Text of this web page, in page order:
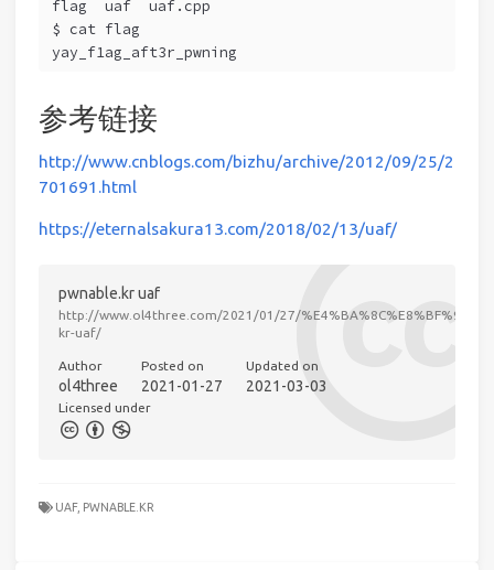
flag  uaf  uaf.cpp
$ cat flag
yay_f1ag_aft3r_pwning
参考链接
http://www.cnblogs.com/bizhu/archive/2012/09/25/2
701691.html
https://eternalsakura13.com/2018/02/13/uaf/
pwnable.kr uaf
http://www.ol4three.com/2021/01/27/
kr-uaf/
Author
ol4three
Posted on
2021-01-27
Updated on
2021-03-03
Licensed under
UAF, PWNABLE.KR